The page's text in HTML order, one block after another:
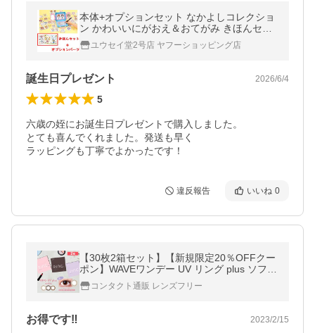
本体+オプションセット なかよしコレクショ
ン かわいいにがおえ＆おてがみ きほんセッ
ト + かわいいどうぶつセット
ユウセイ堂2号店 ヤフーショッピング店
誕生日プレゼント 2026/6/4
5
六歳の姪にお誕生日プレゼントで購入しました。
とても喜んでくれました。発送も早く
ラッピングも丁寧でよかったです！
違反報告 いいね 0
【30枚2箱セット】【新規限定20％OFFクー
ポン】WAVEワンデー UV リング plus ソフト
コンタクトレンズ カラコン 1DAY 度あり サ
ークルレンズ ナチュラル コスパ
コンタクト通販 レンズフリー
お得です‼️ 2023/2/15